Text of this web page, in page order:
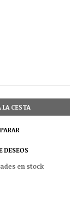
CESTA
DESEOS
en stock